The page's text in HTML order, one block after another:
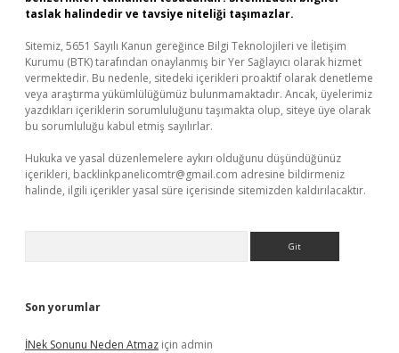
taslak halindedir ve tavsiye niteliği taşımazlar.
Sitemiz, 5651 Sayılı Kanun gereğince Bilgi Teknolojileri ve İletişim
Kurumu (BTK) tarafından onaylanmış bir Yer Sağlayıcı olarak hizmet
vermektedir. Bu nedenle, sitedeki içerikleri proaktif olarak denetleme
veya araştırma yükümlülüğümüz bulunmamaktadır. Ancak, üyelerimiz
yazdıkları içeriklerin sorumluluğunu taşımakta olup, siteye üye olarak
bu sorumluluğu kabul etmiş sayılırlar.
Hukuka ve yasal düzenlemelere aykırı olduğunu düşündüğünüz
içerikleri, backlinkpanelicomtr@gmail.com adresine bildirmeniz
halinde, ilgili içerikler yasal süre içerisinde sitemizden kaldırılacaktır.
Son yorumlar
İNek Sonunu Neden Atmaz için admin